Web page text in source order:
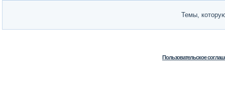
Темы,
Пользовательское